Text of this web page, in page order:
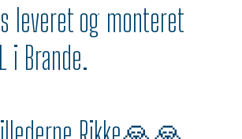
leveret og monteret
i Brande.